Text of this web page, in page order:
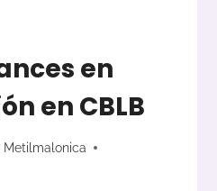
en
en CBLB
Metilmalonica